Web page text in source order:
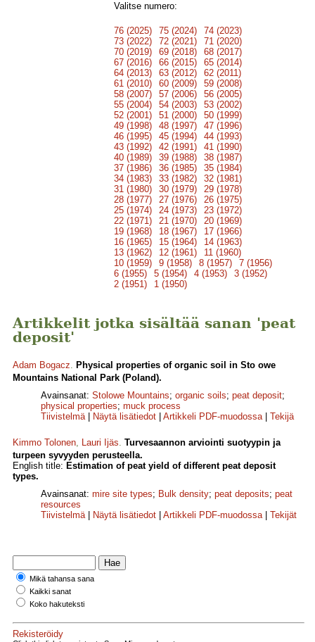
Valitse numero:
76 (2025) 75 (2024)
74 (2023)
73 (2022)
72 (2021)
71 (2020)
70 (2019)
69 (2018)
68 (2017)
67 (2016)
66 (2015)
65 (2014)
64 (2013)
63 (2012)
62 (2011)
61 (2010)
60 (2009)
59 (2008)
58 (2007)
57 (2006)
56 (2005)
55 (2004)
54 (2003)
53 (2002)
52 (2001)
51 (2000)
50 (1999)
49 (1998)
48 (1997)
47 (1996)
46 (1995)
45 (1994)
44 (1993)
43 (1992)
42 (1991)
41 (1990)
40 (1989)
39 (1988)
38 (1987)
37 (1986)
36 (1985)
35 (1984)
34 (1983)
33 (1982)
32 (1981)
31 (1980)
30 (1979)
29 (1978)
28 (1977)
27 (1976)
26 (1975)
25 (1974)
24 (1973)
23 (1972)
22 (1971)
21 (1970)
20 (1969)
19 (1968)
18 (1967)
17 (1966)
16 (1965)
15 (1964)
14 (1963)
13 (1962)
12 (1961)
11 (1960)
10 (1959)
9 (1958) 8 (1957)
7 (1956)
6 (1955)
5 (1954) 4 (1953)
3 (1952)
2 (1951)
1 (1950)
Artikkelit jotka sisältää sanan 'peat
deposit'
Adam Bogacz. Physical properties of organic soil in Sto owe
Mountains National Park (Poland).
Avainsanat: Stolowe Mountains; organic soils; peat deposit;
physical properties; muck process
Tiivistelmä| Näytä lisätiedot Artikkeli PDF-muodossa| Tekijä
Kimmo Tolonen, Lauri Ijäs. Turvesaannon arviointi suotyypin ja
turpeen syvyyden perusteella.
English title: Estimation of peat yield of different peat deposit
types.
Avainsanat: mire site types; Bulk density; peat deposits; peat
resources
Tiivistelmä| Näytä lisätiedot Artikkeli PDF-muodossa| Tekijät
Mikä tahansa sana
Kaikki sanat
Koko hakuteksti
Rekisteröidy